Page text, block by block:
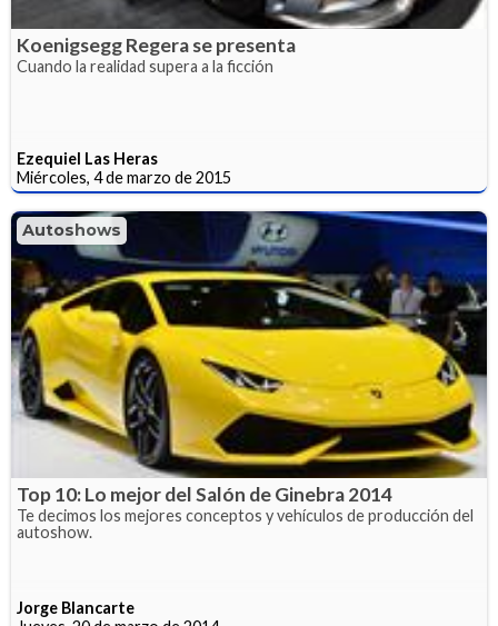
Koenigsegg Regera se presenta
Cuando la realidad supera a la ficción
Ezequiel Las Heras
Miércoles, 4 de marzo de 2015
Autoshows
Top 10: Lo mejor del Salón de Ginebra 2014
Te decimos los mejores conceptos y vehículos de producción del
autoshow.
Jorge Blancarte